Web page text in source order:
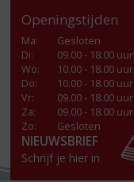
Openingstijden
Ma:
Gesloten
Di:
09.00 - 18.00 uur
Wo:
10.00 - 18.00 uur
Do:
10.00 - 18.00 uur
Vr:
09.00 - 18.00 uur
Za:
09.00 - 18.00 uur
Zo:
Gesloten
NIEUWSBRIEF
Schrijf je hier in